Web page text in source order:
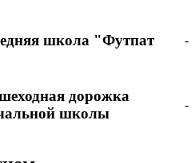
школа "Футпат -
дорожка
школы
-